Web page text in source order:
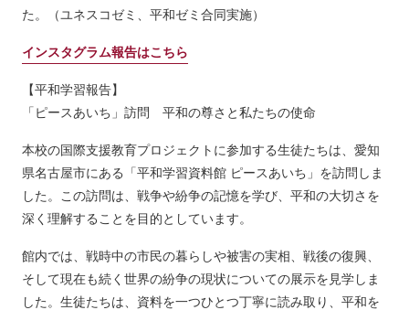
た。（ユネスコゼミ、平和ゼミ合同実施）
インスタグラム報告はこちら
【平和学習報告】
「ピースあいち」訪問 平和の尊さと私たちの使命
本校の国際支援教育プロジェクトに参加する生徒たちは、愛知
県名古屋市にある「平和学習資料館 ピースあいち」を訪問しま
した。この訪問は、戦争や紛争の記憶を学び、平和の大切さを
深く理解することを目的としています。
館内では、戦時中の市民の暮らしや被害の実相、戦後の復興、
そして現在も続く世界の紛争の現状についての展示を見学しま
した。生徒たちは、資料を一つひとつ丁寧に読み取り、平和を